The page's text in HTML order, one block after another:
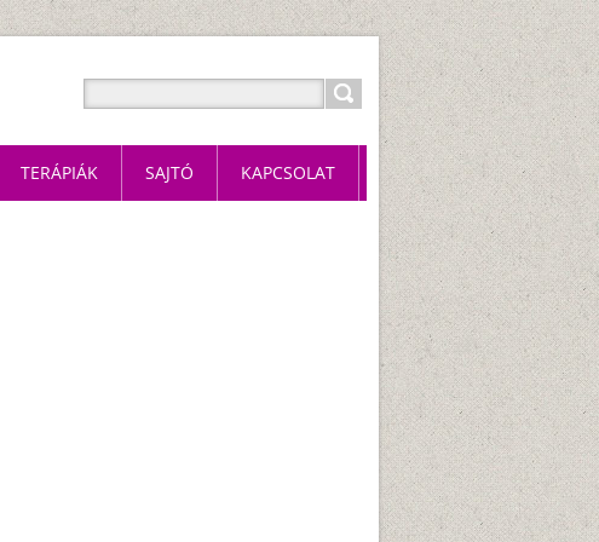
TERÁPIÁK SAJTÓ KAPCSOLAT